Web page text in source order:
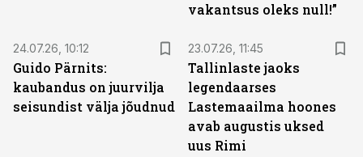
vakantsus oleks null!”
24.07.26, 10:12
Guido Pärnits:
kaubandus on juurvilja
seisundist välja jõudnud
23.07.26, 11:45
Tallinlaste jaoks
legendaarses
Lastemaailma hoones
avab augustis uksed
uus Rimi